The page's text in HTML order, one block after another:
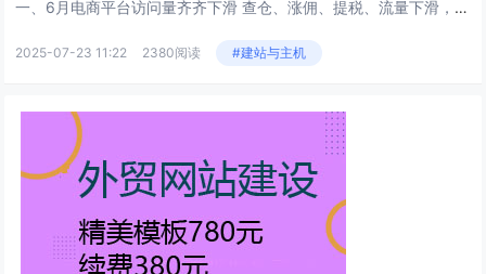
一、6月电商平台访问量齐齐下滑 查仓、涨佣、提税、流量下滑，东南亚这块全球公认的电商宝地，正成为一些卖家的“梦魇”。...
2025-07-23 11:22 2380阅读 #建站与主机